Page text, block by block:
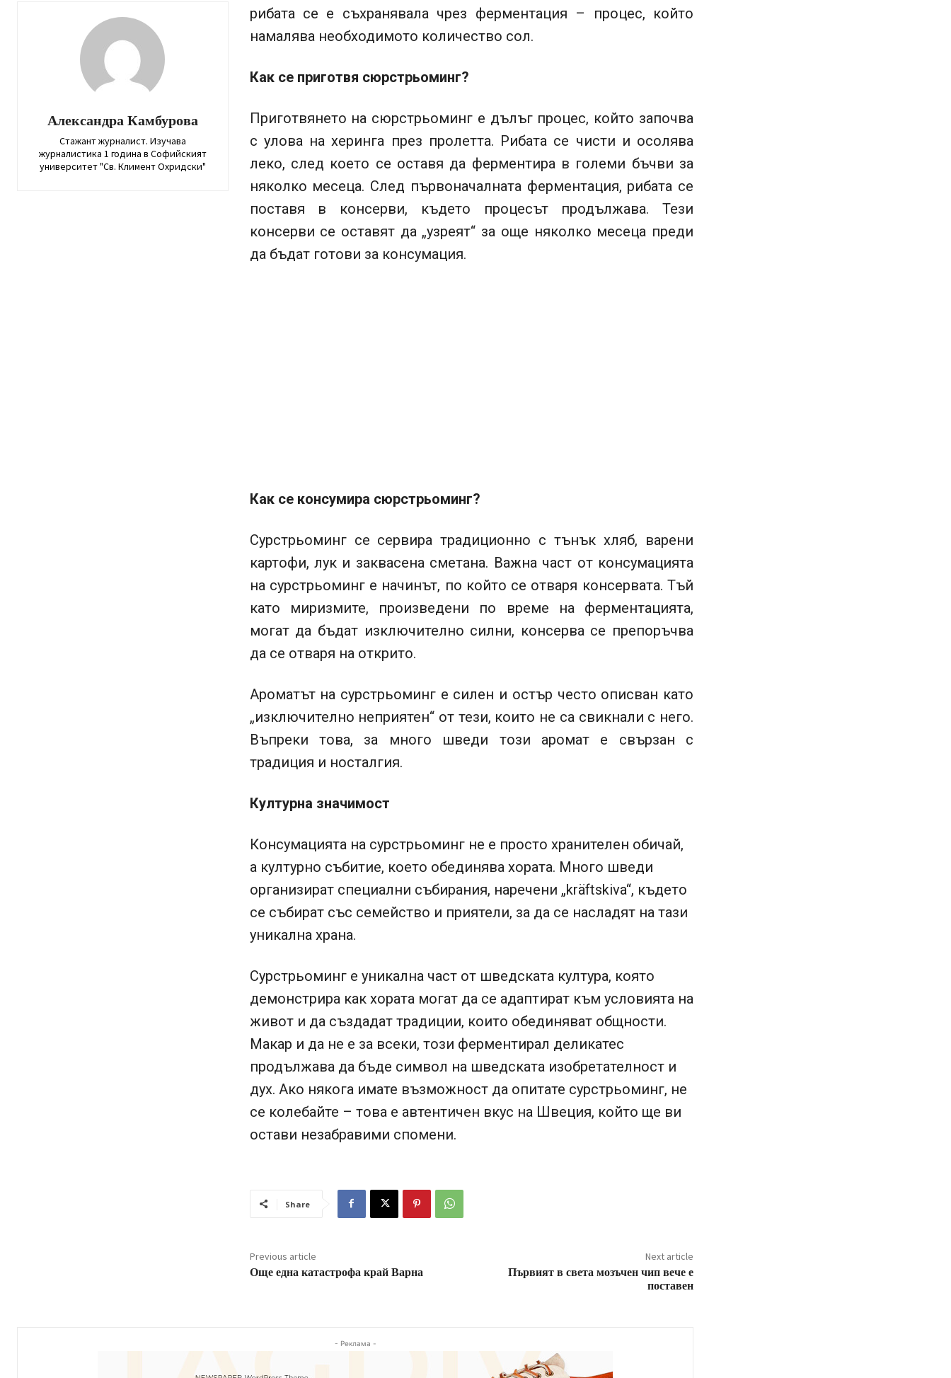
Александра Камбурова
Стажант журналист. Изучава
журналистика 1 година в Софийският
университет "Св. Климент Охридски"
рибата се е съхранявала чрез ферментация – процес, който
намалява необходимото количество сол.
Как се приготвя сюрстрьоминг?
Приготвянето на сюрстрьоминг е дълъг процес, който започва
с улова на херинга през пролетта. Рибата се чисти и осолява
леко, след което се оставя да ферментира в големи бъчви за
няколко месеца. След първоначалната ферментация, рибата се
поставя в консерви, където процесът продължава. Тези
консерви се оставят да „узреят“ за още няколко месеца преди
да бъдат готови за консумация.
Как се консумира сюрстрьоминг?
Сурстрьоминг се сервира традиционно с тънък хляб, варени
картофи, лук и заквасена сметана. Важна част от консумацията
на сурстрьоминг е начинът, по който се отваря консервата. Тъй
като миризмите, произведени по време на ферментацията,
могат да бъдат изключително силни, консерва се препоръчва
да се отваря на открито.
Ароматът на сурстрьоминг е силен и остър често описван като
„изключително неприятен“ от тези, които не са свикнали с него.
Въпреки това, за много шведи този аромат е свързан с
традиция и носталгия.
Културна значимост
Консумацията на сурстрьоминг не е просто хранителен обичай,
а културно събитие, което обединява хората. Много шведи
организират специални събирания, наречени „kräftskiva“, където
се събират със семейство и приятели, за да се насладят на тази
уникална храна.
Сурстрьоминг е уникална част от шведската култура, която
демонстрира как хората могат да се адаптират към условията на
живот и да създадат традиции, които обединяват общности.
Макар и да не е за всеки, този ферментирал деликатес
продължава да бъде символ на шведската изобретателност и
дух. Ако някога имате възможност да опитате сурстрьоминг, не
се колебайте – това е автентичен вкус на Швеция, който ще ви
остави незабравими спомени.
Share
Previous article
Още една катастрофа край Варна
Next article
Първият в света мозъчен чип вече е
поставен
- Реклама -